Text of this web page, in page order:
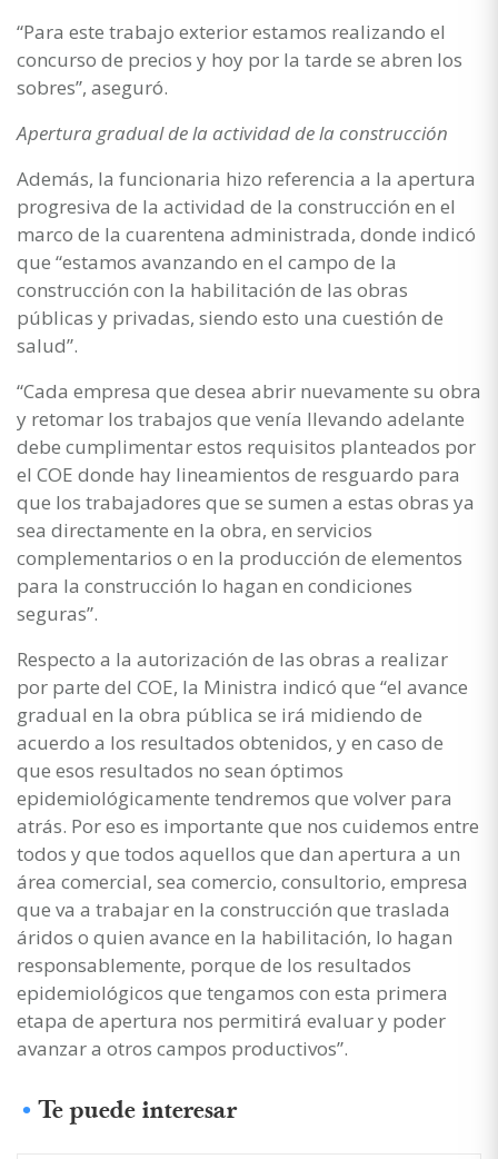
“Para este trabajo exterior estamos realizando el
concurso de precios y hoy por la tarde se abren los
sobres”, aseguró.
Apertura gradual de la actividad de la construcción
Además, la funcionaria hizo referencia a la apertura
progresiva de la actividad de la construcción en el
marco de la cuarentena administrada, donde indicó
que “estamos avanzando en el campo de la
construcción con la habilitación de las obras
públicas y privadas, siendo esto una cuestión de
salud”.
“Cada empresa que desea abrir nuevamente su obra
y retomar los trabajos que venía llevando adelante
debe cumplimentar estos requisitos planteados por
el COE donde hay lineamientos de resguardo para
que los trabajadores que se sumen a estas obras ya
sea directamente en la obra, en servicios
complementarios o en la producción de elementos
para la construcción lo hagan en condiciones
seguras”.
Respecto a la autorización de las obras a realizar
por parte del COE, la Ministra indicó que “el avance
gradual en la obra pública se irá midiendo de
acuerdo a los resultados obtenidos, y en caso de
que esos resultados no sean óptimos
epidemiológicamente tendremos que volver para
atrás. Por eso es importante que nos cuidemos entre
todos y que todos aquellos que dan apertura a un
área comercial, sea comercio, consultorio, empresa
que va a trabajar en la construcción que traslada
áridos o quien avance en la habilitación, lo hagan
responsablemente, porque de los resultados
epidemiológicos que tengamos con esta primera
etapa de apertura nos permitirá evaluar y poder
avanzar a otros campos productivos”.
Te puede interesar